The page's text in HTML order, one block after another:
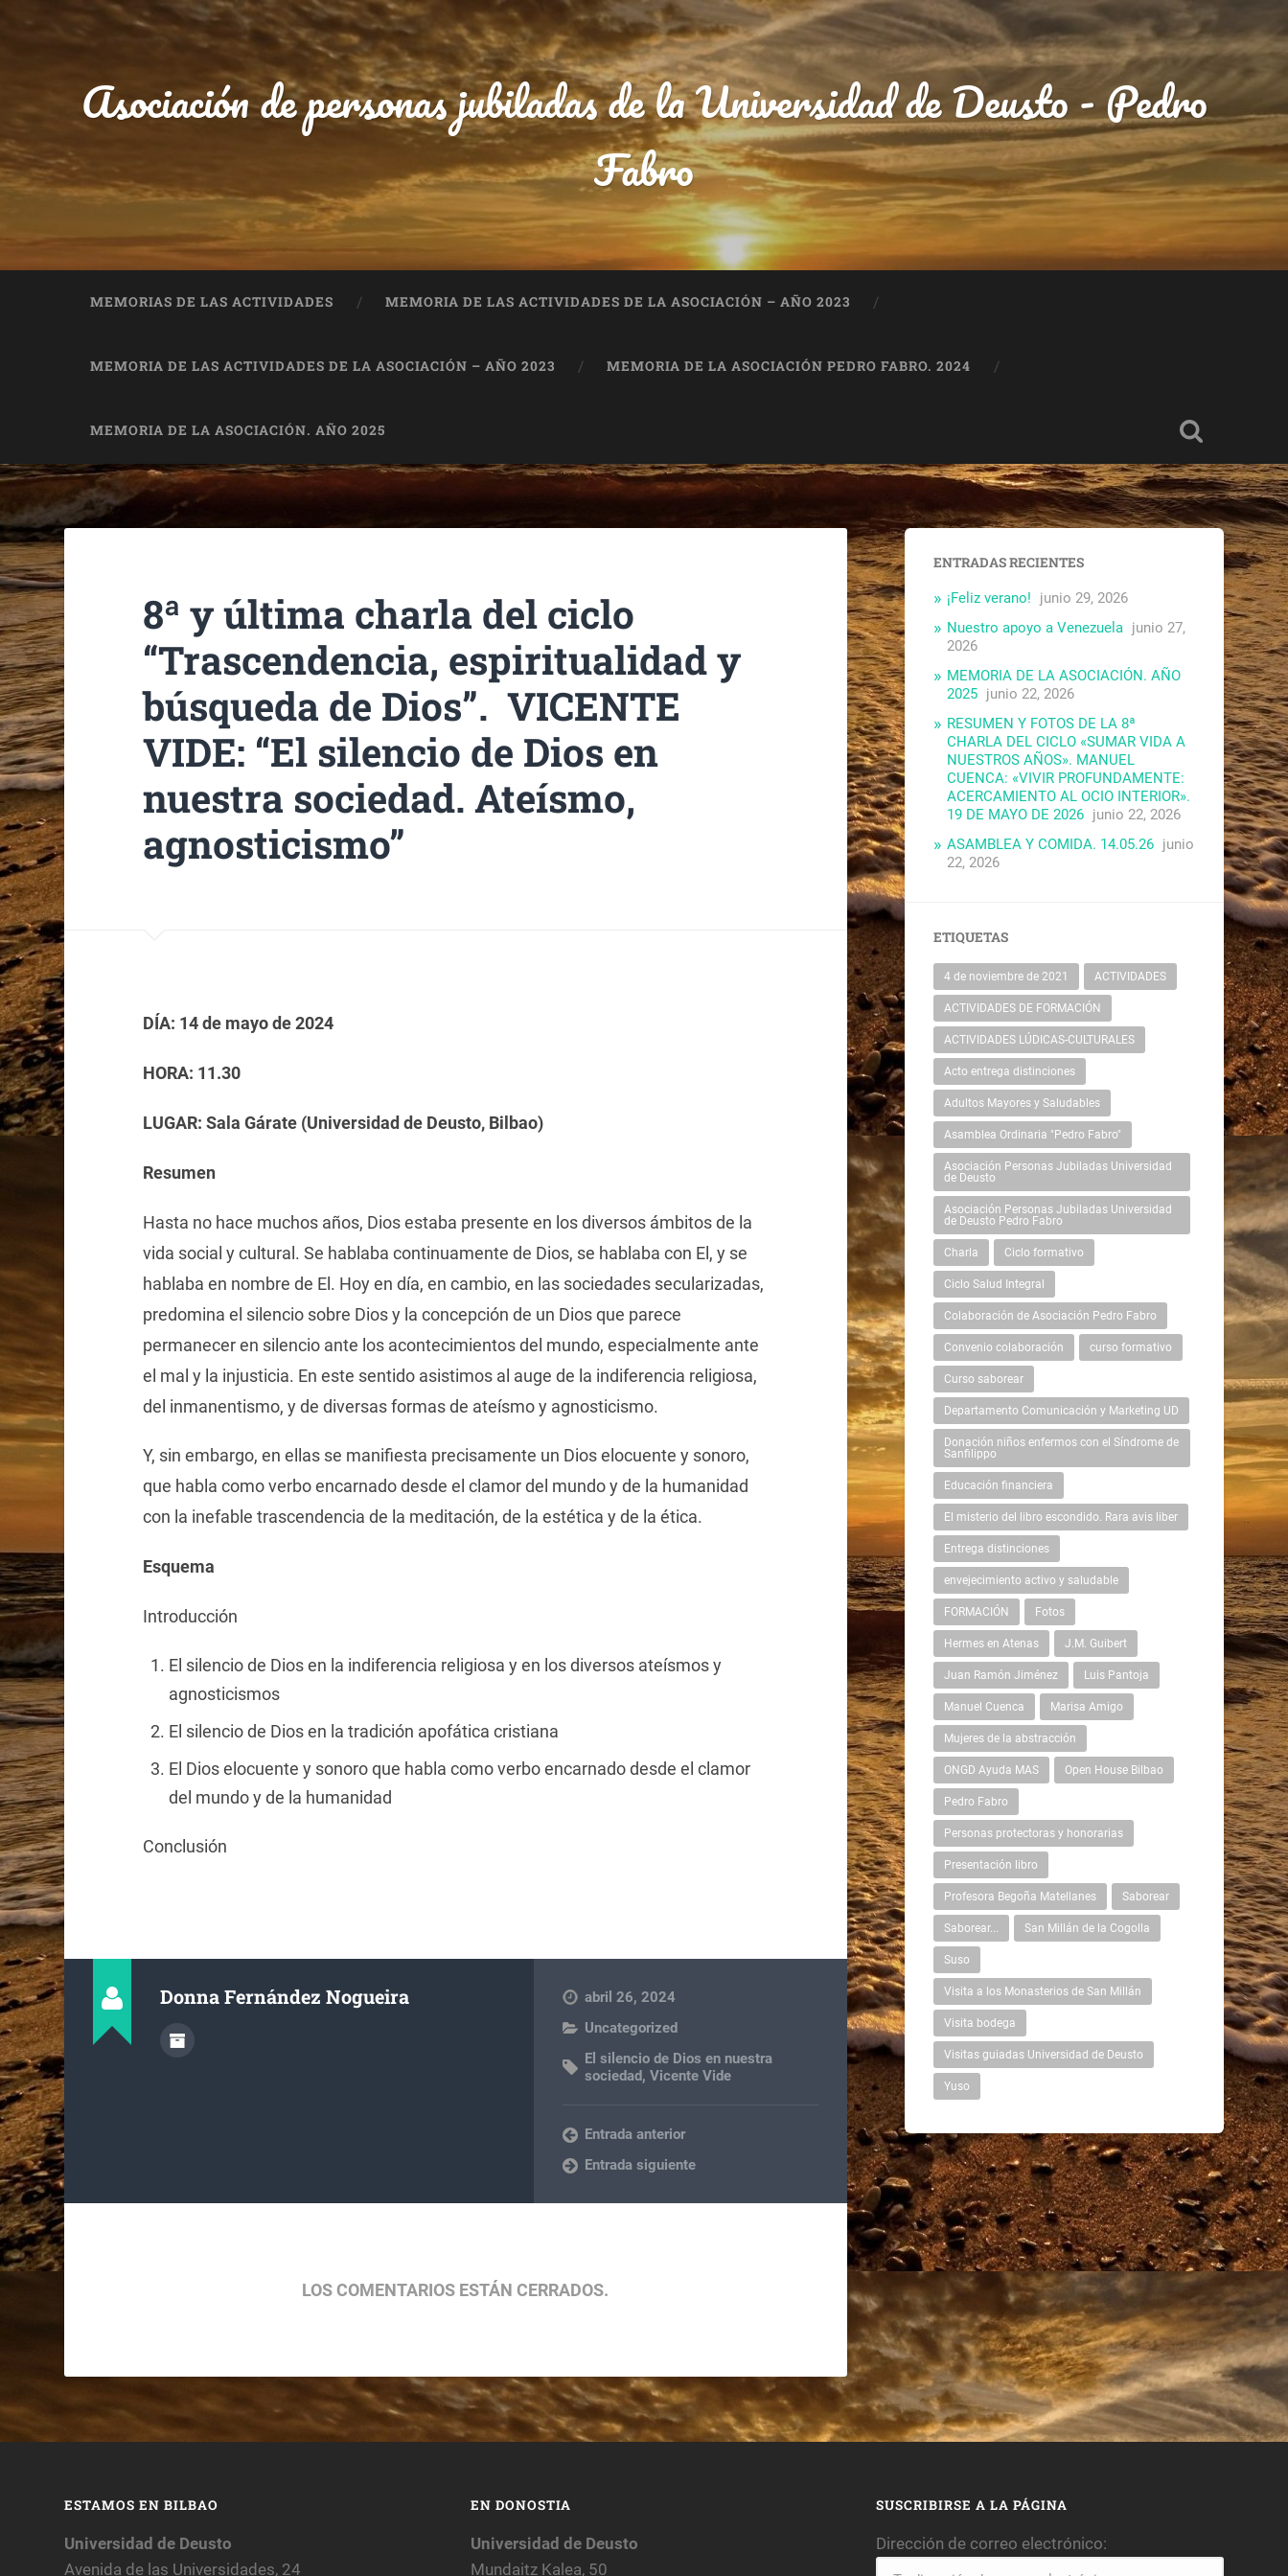
Asociación de personas jubiladas de la Universidad de Deusto - Pedro
Fabro
MEMORIAS DE LAS ACTIVIDADES MEMORIA DE LAS ACTIVIDADES DE LA ASOCIACIÓN – AÑO 2023
MEMORIA DE LAS ACTIVIDADES DE LA ASOCIACIÓN – AÑO 2023 MEMORIA DE LA ASOCIACIÓN PEDRO FABRO. 2024
MEMORIA DE LA ASOCIACIÓN. AÑO 2025
8ª y última charla del ciclo
“Trascendencia, espiritualidad y
búsqueda de Dios”. VICENTE
VIDE: “El silencio de Dios en
nuestra sociedad. Ateísmo,
agnosticismo”
DÍA: 14 de mayo de 2024
HORA: 11.30
LUGAR: Sala Gárate (Universidad de Deusto, Bilbao)
Resumen
Hasta no hace muchos años, Dios estaba presente en los diversos ámbitos de la
vida social y cultural. Se hablaba continuamente de Dios, se hablaba con El, y se
hablaba en nombre de El. Hoy en día, en cambio, en las sociedades secularizadas,
predomina el silencio sobre Dios y la concepción de un Dios que parece
permanecer en silencio ante los acontecimientos del mundo, especialmente ante
el mal y la injusticia. En este sentido asistimos al auge de la indiferencia religiosa,
del inmanentismo, y de diversas formas de ateísmo y agnosticismo.
Y, sin embargo, en ellas se manifiesta precisamente un Dios elocuente y sonoro,
que habla como verbo encarnado desde el clamor del mundo y de la humanidad
con la inefable trascendencia de la meditación, de la estética y de la ética.
Esquema
Introducción
El silencio de Dios en la indiferencia religiosa y en los diversos ateísmos y
agnosticismos
El silencio de Dios en la tradición apofática cristiana
El Dios elocuente y sonoro que habla como verbo encarnado desde el clamor
del mundo y de la humanidad
Conclusión
Donna Fernández Nogueira
abril 26, 2024
Uncategorized
El silencio de Dios en nuestra
sociedad,Vicente Vide
Entrada anterior
Entrada siguiente
LOS COMENTARIOS ESTÁN CERRADOS.
ENTRADAS RECIENTES
¡Feliz verano!
junio 29, 2026
Nuestro apoyo a Venezuela junio 27,
2026
MEMORIA DE LA ASOCIACIÓN. AÑO
2025 junio 22, 2026
RESUMEN Y FOTOS DE LA 8ª
CHARLA DEL CICLO «SUMAR VIDA A
NUESTROS AÑOS». MANUEL
CUENCA: «VIVIR PROFUNDAMENTE:
ACERCAMIENTO AL OCIO INTERIOR».
19 DE MAYO DE 2026 junio 22, 2026
ASAMBLEA Y COMIDA. 14.05.26 junio
22, 2026
ETIQUETAS
4 de noviembre de 2021 ACTIVIDADES
ACTIVIDADES DE FORMACIÓN
ACTIVIDADES LÚDICAS-CULTURALES
Acto entrega distinciones
Adultos Mayores y Saludables
Asamblea Ordinaria "Pedro Fabro"
Asociación Personas Jubiladas Universidad
de Deusto
Asociación Personas Jubiladas Universidad
de Deusto Pedro Fabro
Charla Ciclo formativo
Ciclo Salud Integral
Colaboración de Asociación Pedro Fabro
Convenio colaboración curso formativo
Curso saborear
Departamento Comunicación y Marketing UD
Donación niños enfermos con el Síndrome de
Sanfilippo
Educación financiera
El misterio del libro escondido. Rara avis liber
Entrega distinciones
envejecimiento activo y saludable
FORMACIÓN Fotos
Hermes en Atenas J.M. Guibert
Juan Ramón Jiménez Luis Pantoja
Manuel Cuenca Marisa Amigo
Mujeres de la abstracción
ONGD Ayuda MAS Open House Bilbao
Pedro Fabro
Personas protectoras y honorarias
Presentación libro
Profesora Begoña Matellanes Saborear
Saborear... San Millán de la Cogolla
Suso
Visita a los Monasterios de San Millán
Visita bodega
Visitas guiadas Universidad de Deusto
Yuso
ESTAMOS EN BILBAO
Universidad de Deusto
Avenida de las Universidades, 24
EN DONOSTIA
Universidad de Deusto
Mundaitz Kalea, 50
SUSCRIBIRSE A LA PÁGINA
Dirección de correo electrónico: